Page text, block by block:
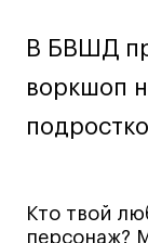
Навыки
Онлайн
Маркетинг и
Очно +
В БВШД
воркшоп
Кто твой
персонаж?